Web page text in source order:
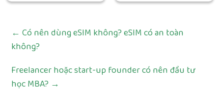
← Có nên dùng eSIM không? eSIM có an toàn
không?
Freelancer hoặc start-up founder có nên đầu tư
học MBA? →